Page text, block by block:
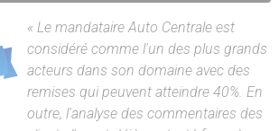
« Le mandataire Auto Centrale est
considéré comme l'un des plus grands
acteurs dans son domaine avec des
remises qui peuvent atteindre 40%. En
outre, l'analyse des commentaires des